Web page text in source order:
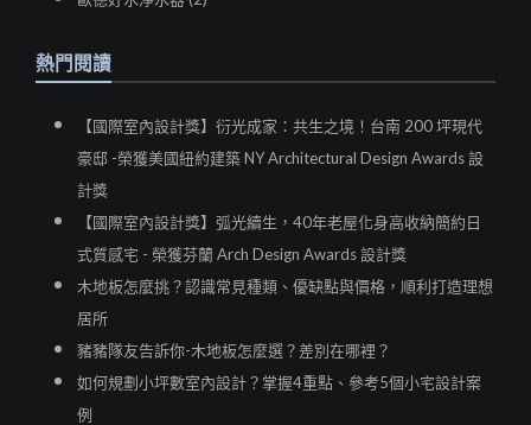
熱門閱讀
【國際室內設計獎】衍光成家：共生之境！台南 200 坪現代
豪邸 -榮獲美國紐約建築 NY Architectural Design Awards 設
計獎
【國際室內設計獎】弧光續生，40年老屋化身高收納簡約日
式質感宅 - 榮獲芬蘭 Arch Design Awards 設計獎
木地板怎麼挑？認識常見種類、優缺點與價格，順利打造理想
居所
豬豬隊友告訴你-木地板怎麼選？差別在哪裡？
如何規劃小坪數室內設計？掌握4重點、參考5個小宅設計案
例